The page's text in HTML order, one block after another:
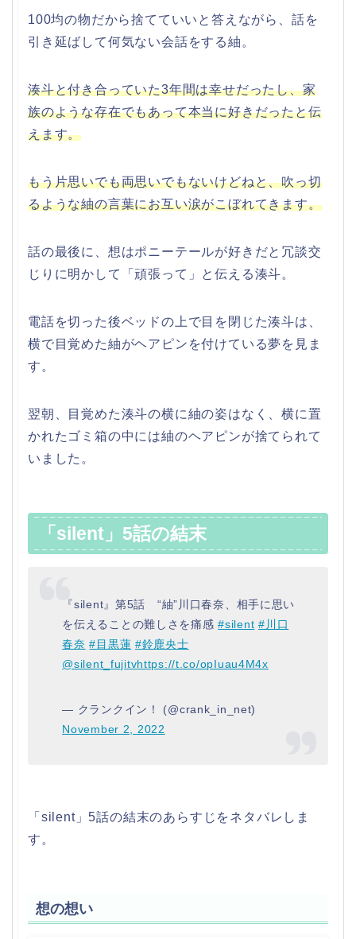
100均の物だから捨てていいと答えながら、話を
引き延ばして何気ない会話をする紬。
湊斗と付き合っていた3年間は幸せだったし、家
族のような存在でもあって本当に好きだったと伝
えます。
もう片思いでも両思いでもないけどねと、吹っ切
るような紬の言葉にお互い涙がこぼれてきます。
話の最後に、想はポニーテールが好きだと冗談交
じりに明かして「頑張って」と伝える湊斗。
電話を切った後ベッドの上で目を閉じた湊斗は、
横で目覚めた紬がヘアピンを付けている夢を見ま
す。
翌朝、目覚めた湊斗の横に紬の姿はなく、横に置
かれたゴミ箱の中には紬のヘアピンが捨てられて
いました。
「silent」5話の結末
『silent』第5話 “紬”川口春奈、相手に思い
を伝えることの難しさを痛感#silent #川口
春奈 #目黒蓮 #鈴鹿央士
@silent_fujitvhttps://t.co/opIuau4M4x
— クランクイン！ (@crank_in_net)
November 2, 2022
「silent」5話の結末のあらすじをネタバレしま
す。
想の想い